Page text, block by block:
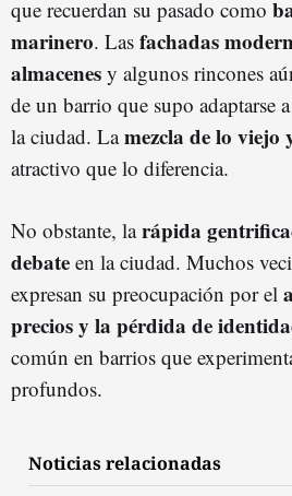
que recuerdan su pasado como
marinero. Las fachadas
almacenes y algunos rincones
de un barrio que supo adaptarse
la ciudad. Lamezcla de lo viejo
atractivo que lo diferencia.
No obstante, larápida
debate en la ciudad. Muchos
expresan su preocupación por el
precios y la pérdida de
común en barrios que
profundos.
Noticias relacionadas